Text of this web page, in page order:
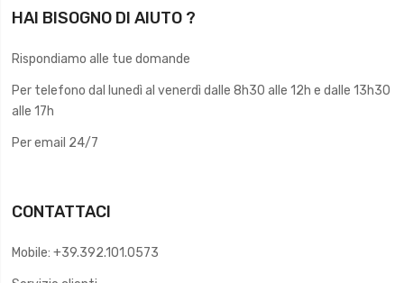
HAI BISOGNO DI AIUTO ?
Rispondiamo alle tue domande
Per telefono dal lunedì al venerdì dalle 8h30 alle 12h e dalle 13h30
alle 17h
Per email 24/7
CONTATTACI
Mobile: +39.392.101.0573